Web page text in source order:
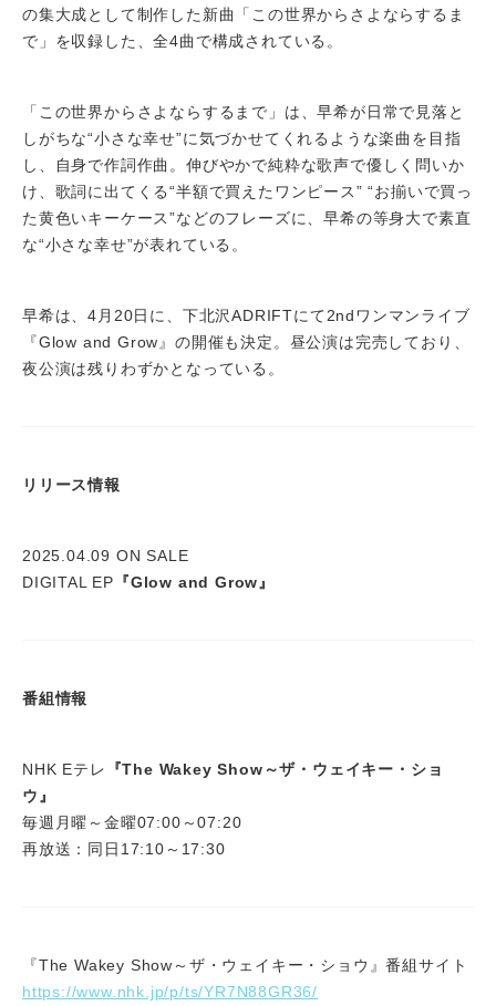
の集大成として制作した新曲「この世界からさよならするま
で」を収録した、全4曲で構成されている。
「この世界からさよならするまで」は、早希が日常で見落と
しがちな“小さな幸せ”に気づかせてくれるような楽曲を目指
し、自身で作詞作曲。伸びやかで純粋な歌声で優しく問いか
け、歌詞に出てくる“半額で買えたワンピース” “お揃いで買っ
た黄色いキーケース”などのフレーズに、早希の等身大で素直
な“小さな幸せ”が表れている。
早希は、4月20日に、下北沢ADRIFTにて2ndワンマンライブ
『Glow and Grow』の開催も決定。昼公演は完売しており、
夜公演は残りわずかとなっている。
リリース情報
2025.04.09 ON SALE
DIGITAL EP 『Glow and Grow』
番組情報
NHK Eテレ
『The Wakey Show～ザ・ウェイキー・ショ
ウ』
毎週月曜～金曜07:00～07:20
再放送：同日17:10～17:30
『The Wakey Show～ザ・ウェイキー・ショウ』番組サイト
https://www.nhk.jp/p/ts/YR7N88GR36/